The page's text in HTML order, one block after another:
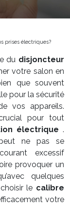
prises électriques?
du disjoncteur
votre salon en
que souvent
pour la sécurité
vos appareils.
pour tout
électrique.
ne pas se
excessif
provoquer un
quelques
le calibre
votre